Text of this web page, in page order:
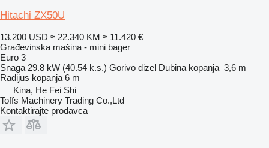
Hitachi ZX50U
13.200 USD ≈ 22.340 KM ≈ 11.420 €
Građevinska mašina - mini bager
Euro 3
Snaga 29.8 kW (40.54 k.s.) Gorivo dizel Dubina kopanja 3,6 m
Radijus kopanja 6 m
Kina, He Fei Shi
Toffs Machinery Trading Co.,Ltd
Kontaktirajte prodavca